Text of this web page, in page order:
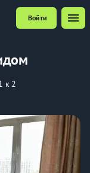
Войти menu
к 2